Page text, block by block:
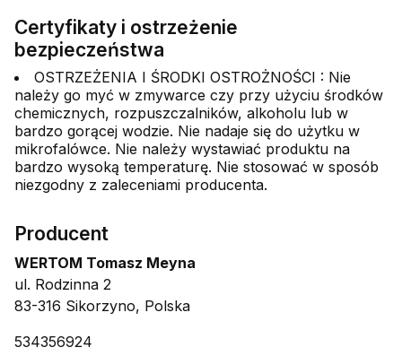
Certyfikaty i ostrzeżenie
bezpieczeństwa
OSTRZEŻENIA I ŚRODKI OSTROŻNOŚCI : Nie
należy go myć w zmywarce czy przy użyciu środków
chemicznych, rozpuszczalników, alkoholu lub w
bardzo gorącej wodzie. Nie nadaje się do użytku w
mikrofalówce. Nie należy wystawiać produktu na
bardzo wysoką temperaturę. Nie stosować w sposób
niezgodny z zaleceniami producenta.
Producent
WERTOM Tomasz Meyna
ul. Rodzinna 2
83-316 Sikorzyno, Polska
534356924